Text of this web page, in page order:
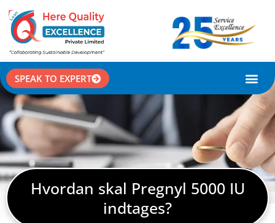
SPEAK TO EXPERT
Hvordan skal Pregnyl 5000 IU
indtages?